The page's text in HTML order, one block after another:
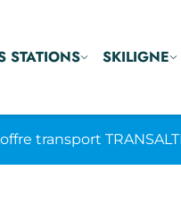
STATIONS SKILIGNE
transport